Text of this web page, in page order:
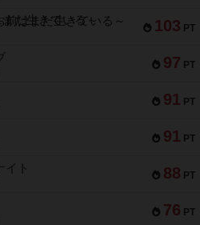
103 PT
はまだ生きている～
97 PT
91 PT
91 PT
88 PT
ト
76 PT